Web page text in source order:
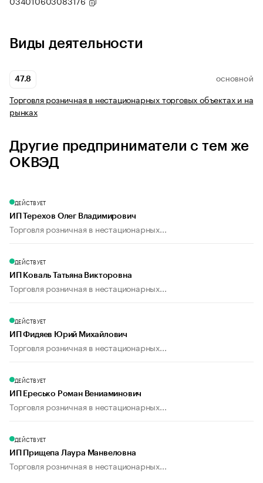
Виды деятельности
47.8 ОСНОВНОЙ
Торговля розничная в нестационарных торговых объектах и на
рынках
Другие предприниматели с тем же
ОКВЭД
ДЕЙСТВУЕТ
ИП Терехов Олег Владимирович
Торговля розничная в нестационарных...
ДЕЙСТВУЕТ
ИП Коваль Татьяна Викторовна
Торговля розничная в нестационарных...
ДЕЙСТВУЕТ
ИП Фидяев Юрий Михайлович
Торговля розничная в нестационарных...
ДЕЙСТВУЕТ
ИП Ересько Роман Вениаминович
Торговля розничная в нестационарных...
ДЕЙСТВУЕТ
ИП Прищепа Лаура Манвеловна
Торговля розничная в нестационарных...